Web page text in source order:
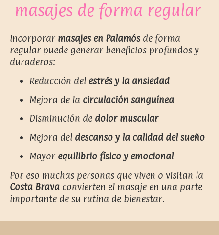
masajes de forma regular
Incorporar masajes en Palamós de forma
regular puede generar beneficios profundos y
duraderos:
Reducción del estrés y la ansiedad
Mejora de la circulación sanguínea
Disminución de dolor muscular
Mejora del descanso y la calidad del sueño
Mayor equilibrio físico y emocional
Por eso muchas personas que viven o visitan la
Costa Brava convierten el masaje en una parte
importante de su rutina de bienestar.